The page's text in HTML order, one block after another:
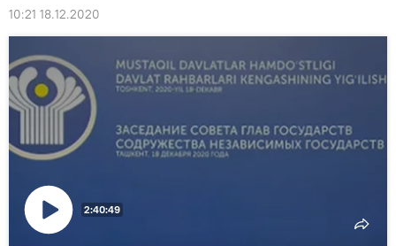
10:21 18.12.2020
2:40:49